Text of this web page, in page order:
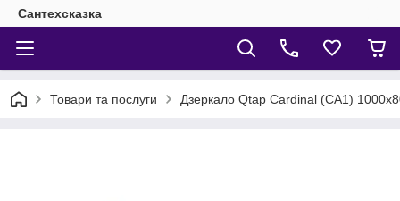
Сантехсказка
Товари та послуги Дзеркало Qtap Cardinal (CA1)